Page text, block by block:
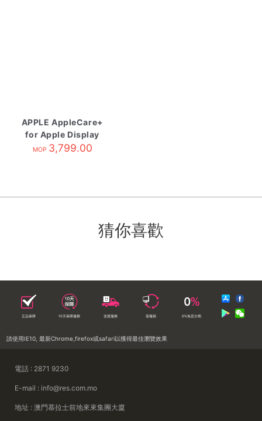
APPLE AppleCare+
for Apple Display
MOP 3,799.00
猜你喜歡
正品保障 10天保障服務 送貨服務 落樓易 0%免息分期
請使用IE10, 最新Chrome,firefox或safari以獲得最佳瀏覽效果
電話 : 2871 9230
E-mail : info@res.com.mo
地址 : 澳門慕拉士前地來來集團大廈